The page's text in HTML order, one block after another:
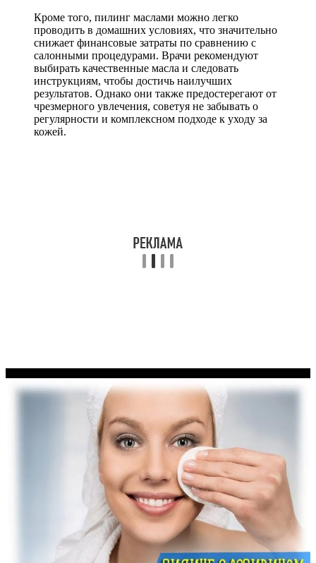
Кроме того, пилинг маслами можно легко
проводить в домашних условиях, что значительно
снижает финансовые затраты по сравнению с
салонными процедурами. Врачи рекомендуют
выбирать качественные масла и следовать
инструкциям, чтобы достичь наилучших
результатов. Однако они также предостерегают от
чрезмерного увлечения, советуя не забывать о
регулярности и комплексном подходе к уходу за
кожей.